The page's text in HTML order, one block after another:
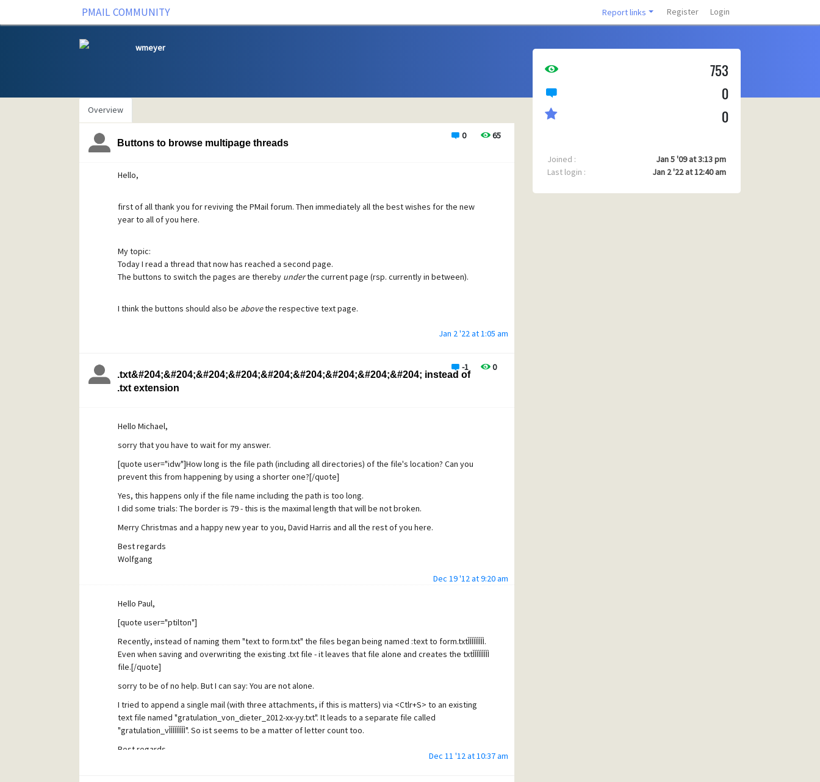
PMAIL COMMUNITY Report links Register Login
wmeyer
Overview
0 65
Buttons to browse multipage threads
Hello,
first of all thank you for reviving the PMail forum. Then immediately all the best wishes for the new
year to all of you here.
My topic:
Today I read a thread that now has reached a second page.
The buttons to switch the pages are thereby underthe current page (rsp. currently in between).
I think the buttons should also be abovethe respective text page.
Jan 2 '22 at 1:05 am
-1 0
.txt&#204;&#204;&#204;&#204;&#204;&#204;&#204;&#204;&#204; instead of
.txt extension
Hello Michael,
sorry that you have to wait for my answer.
[quote user="idw"]How long is the file path (including all directories) of the file's location? Can you
prevent this from happening by using a shorter one?[/quote]
Yes, this happens only if the file name including the path is too long.
I did some trials: The border is 79 - this is the maximal length that will be not broken.
Merry Christmas and a happy new year to you, David Harris and all the rest of you here.
Best regards
Wolfgang
Dec 19 '12 at 9:20 am
Hello Paul,
[quote user="ptilton"]
Recently, instead of naming them "text to form.txt" the files began being named :text to form.txtÌÌÌÌÌÌÌÌÌ.
Even when saving and overwriting the existing .txt file - it leaves that file alone and creates the txtÌÌÌÌÌÌÌÌÌ
file.[/quote]
sorry to be of no help. But I can say: You are not alone.
I tried to append a single mail (with three attachments, if this is matters) via <Ctlr+S> to an existing
text file named "gratulation_von_dieter_2012-xx-yy.txt". It leads to a separate file called
"gratulation_vÌÌÌÌÌÌÌÌÌ". So ist seems to be a matter of letter count too.
Best regards
Dec 11 '12 at 10:37 am
753
0
0
Joined :
Jan 5 '09 at 3:13 pm
Last login :
Jan 2 '22 at 12:40 am